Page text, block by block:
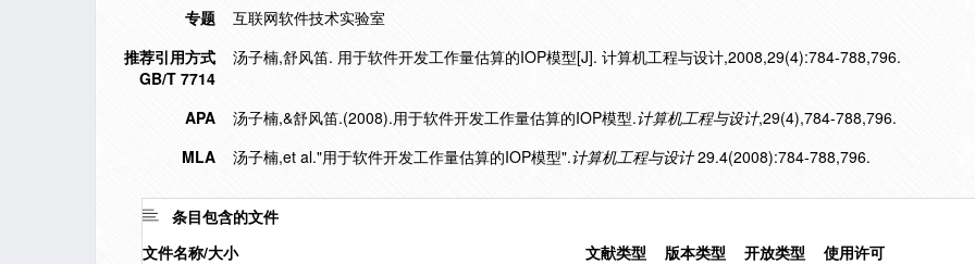
专题
互联网软件技术实验室
推荐引用方式
GB/T 7714
汤子楠,舒风笛. 用于软件开发工作量估算的IOP模型[J]. 计算机工程与设计,2008,29(4):784-788,796.
APA 汤子楠,&舒风笛.(2008).用于软件开发工作量估算的IOP模型.计算机工程与设计,29(4),784-788,796.
MLA
汤子楠,et al."用于软件开发工作量估算的IOP模型".计算机工程与设计29.4(2008):784-788,796.
条目包含的文件
文件名称/大小
文献类型 版本类型 开放类型
使用许可